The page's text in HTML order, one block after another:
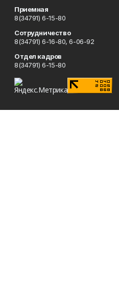
Приемная
8(34791) 6-15-80
Сотрудничество
8(34791) 6-16-80, 6-06-92
Отдел кадров
8(34791) 6-15-80